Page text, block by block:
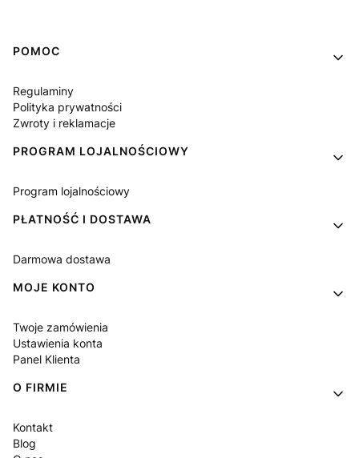
Linki w stopce
POMOC
Regulaminy
Polityka prywatności
Zwroty i reklamacje
PROGRAM LOJALNOŚCIOWY
Program lojalnościowy
PŁATNOŚĆ I DOSTAWA
Darmowa dostawa
MOJE KONTO
Twoje zamówienia
Ustawienia konta
Panel Klienta
O FIRMIE
Kontakt
Blog